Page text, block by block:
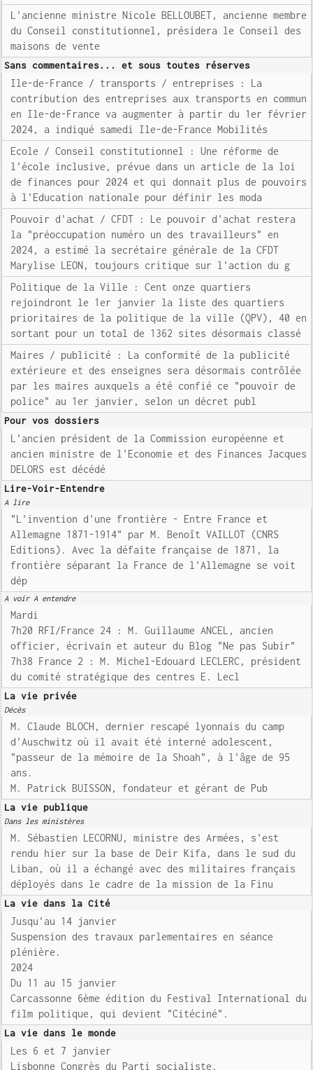
L'ancienne ministre Nicole BELLOUBET, ancienne membre
du Conseil constitutionnel, présidera le Conseil des
maisons de vente
Sans commentaires... et sous toutes réserves
Ile-de-France / transports / entreprises : La
contribution des entreprises aux transports en commun
en Ile-de-France va augmenter à partir du 1er février
2024, a indiqué samedi Ile-de-France Mobilités
Ecole / Conseil constitutionnel : Une réforme de
l'école inclusive, prévue dans un article de la loi
de finances pour 2024 et qui donnait plus de pouvoirs
à l'Education nationale pour définir les moda
Pouvoir d'achat / CFDT : Le pouvoir d'achat restera
la "préoccupation numéro un des travailleurs" en
2024, a estimé la secrétaire générale de la CFDT
Marylise LEON, toujours critique sur l'action du g
Politique de la Ville : Cent onze quartiers
rejoindront le 1er janvier la liste des quartiers
prioritaires de la politique de la ville (QPV), 40 en
sortant pour un total de 1362 sites désormais classé
Maires / publicité : La conformité de la publicité
extérieure et des enseignes sera désormais contrôlée
par les maires auxquels a été confié ce "pouvoir de
police" au 1er janvier, selon un décret publ
Pour vos dossiers
L'ancien président de la Commission européenne et
ancien ministre de l'Economie et des Finances Jacques
DELORS est décédé
Lire-Voir-Entendre
A lire
"L'invention d'une frontière - Entre France et
Allemagne 1871-1914" par M. Benoît VAILLOT (CNRS
Editions). Avec la défaite française de 1871, la
frontière séparant la France de l'Allemagne se voit
dép
A voir A entendre
Mardi
7h20 RFI/France 24 : M. Guillaume ANCEL, ancien
officier, écrivain et auteur du Blog "Ne pas Subir"
7h38 France 2 : M. Michel-Edouard LECLERC, président
du comité stratégique des centres E. Lecl
La vie privée
Décès
M. Claude BLOCH, dernier rescapé lyonnais du camp
d'Auschwitz où il avait été interné adolescent,
"passeur de la mémoire de la Shoah", à l'âge de 95
ans.
M. Patrick BUISSON, fondateur et gérant de Pub
La vie publique
Dans les ministères
M. Sébastien LECORNU, ministre des Armées, s'est
rendu hier sur la base de Deir Kifa, dans le sud du
Liban, où il a échangé avec des militaires français
déployés dans le cadre de la mission de la Finu
La vie dans la Cité
Jusqu'au 14 janvier
Suspension des travaux parlementaires en séance
plénière.
2024
Du 11 au 15 janvier
Carcassonne 6ème édition du Festival International du
film politique, qui devient "Citéciné".
La vie dans le monde
Les 6 et 7 janvier
Lisbonne Congrès du Parti socialiste.